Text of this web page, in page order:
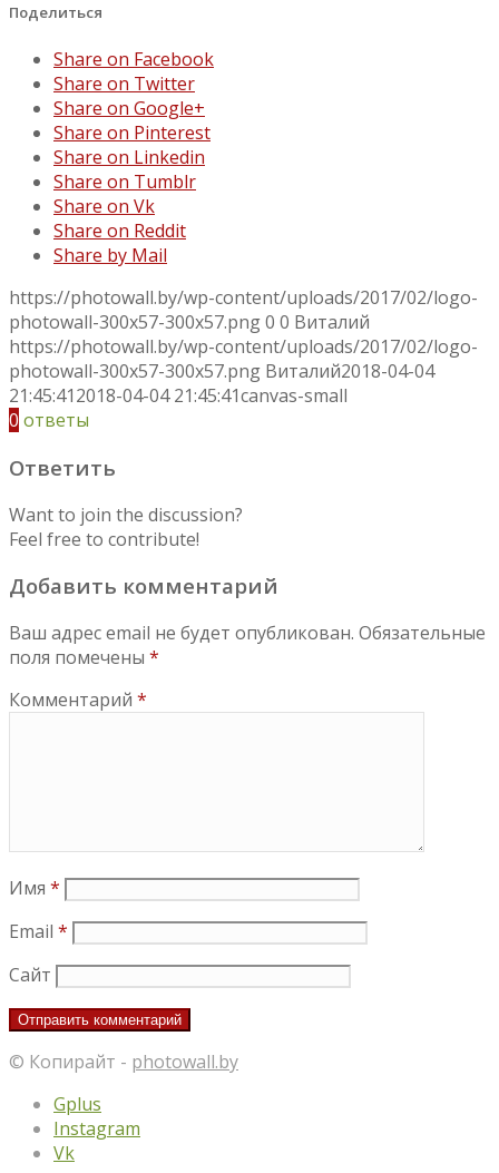
Поделиться
Share on Facebook
Share on Twitter
Share on Google+
Share on Pinterest
Share on Linkedin
Share on Tumblr
Share on Vk
Share on Reddit
Share by Mail
https://photowall.by/wp-content/uploads/2017/02/logo-
photowall-300x57-300x57.png0 0 Виталий
https://photowall.by/wp-content/uploads/2017/02/logo-
photowall-300x57-300x57.png Виталий2018-04-04
21:45:412018-04-04 21:45:41canvas-small
0 ответы
Ответить
Want to join the discussion?
Feel free to contribute!
Добавить комментарий
Ваш адрес email не будет опубликован. Обязательные
поля помечены *
Комментарий *
Имя *
Email *
Сайт
© Копирайт - photowall.by
Gplus
Instagram
Vk